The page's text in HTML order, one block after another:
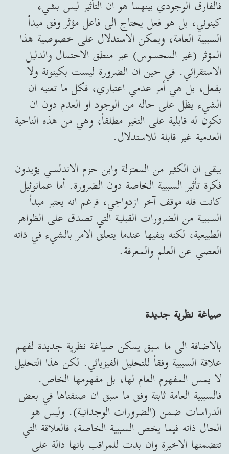
فالفارق الوجودي بينهما هو ان التأثير ليس بشيء
كينوني، بل هو فعل يحتاج الى فاعل مؤثر وفق مبدأ
السببية العامة، ويمكن الاستدلال على خصوصية هذا
المؤثر (غير المحسوس) عبر منطق الاحتمال والدليل
الاستقرائي. في حين ان الضرورة ليست بكينونة ولا
بفعل، بل هي أمر عدمي اعتباري، فكل ما تعنيه ان
الشيء يظل على حاله من الوجود او العدم دون ان
تكون له قابلية على التغير مطلقاً، وهي من هذه الناحية
العدمية غير قابلة للاستدلال.
يبقى ان الكثير من المعتزلة وابن حزم الاندلسي يؤيدون
فكرة تأثير السببية الخاصة دون الضرورة. أما عمانوئيل
كانت فله موقف آخر ازدواجي، فرغم انه يعتبر مبدأ
السببية من الضرورات القبلية التي تصدق على الظواهر
الطبيعية، لكنه ينفيها عندما يتعلق الامر بالشيء في ذاته
العصي عن العلم والمعرفة.
صياغة نظرية جديدة
بالاضافة الى ما سبق يمكن صياغة نظرية جديدة لفهم
علاقة السببية وفقاً للتحليل الفيزيائي. لكن هذا التحليل
لا يمس المفهوم العام لها، بل مفهومها الخاص.
فالسببية العامة ثابتة وفق ما سبق ان صنفناها في بعض
الدراسات ضمن (الضرورات الوجدانية). وليس هو
الحال ذاته فيما يخص السببية الخاصة، فالعلاقة التي
تتضمنها الاخيرة وان بدت للمراقب بانها دالة على